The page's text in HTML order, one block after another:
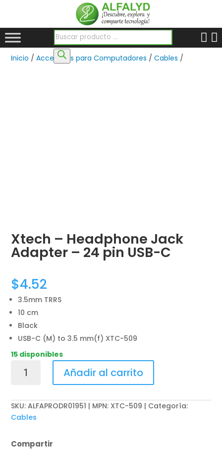
Búsqueda de productos
Inicio /Accesorios para Computadores /Cables /
Xtech – Headphone Jack
Adapter – 24 pin USB-C
$4.52
3.5mm TRRS
10 cm
Black
USB-C (M) to 3.5 mm(f) XTC-509
15 disponibles
Headphone
Jack
Adapter
-
pin
Añadir al carrito
SKU:ALFAPRODR01951 | MPN: XTC-509
Categoría:
Cables
Compartir